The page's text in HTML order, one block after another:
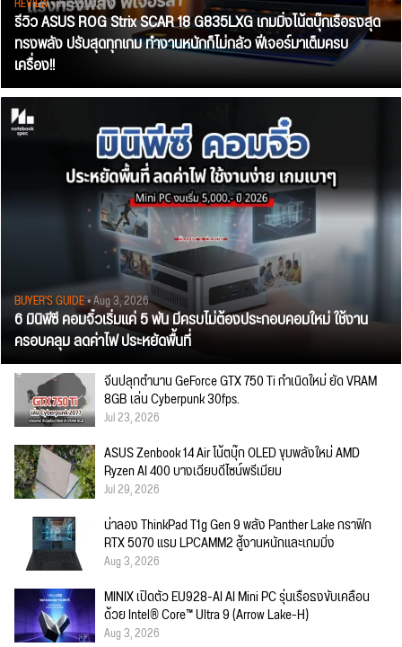
รีวิว ASUS ROG Strix SCAR 18 G835LXG เกมมิ่งโน้ตบุ๊กเรือธงสุด
ทรงพลัง ปรับสุดทุกเกม ทำงานหนักก็ไม่กลัว ฟีเจอร์มาเต็มครบ
เครื่อง!!
BUYER'S GUIDE• Aug 3, 2026
6 มินิพีซี คอมจิ๋วเริ่มแค่ 5 พัน มีครบไม่ต้องประกอบคอมใหม่ ใช้งาน
ครอบคลุม ลดค่าไฟ ประหยัดพื้นที่
จีนปลุกตำนาน GeForce GTX 750 Ti กำเนิดใหม่ ยัด VRAM
8GB เล่น Cyberpunk 30fps.
Jul 23, 2026
ASUS Zenbook 14 Air โน้ตบุ๊ก OLED ขุมพลังใหม่ AMD
Ryzen AI 400 บางเฉียบดีไซน์พรีเมียม
Jul 29, 2026
น่าลอง ThinkPad T1g Gen 9 พลัง Panther Lake กราฟิก
RTX 5070 แรม LPCAMM2 สู้งานหนักและเกมมิ่ง
Aug 3, 2026
MINIX เปิดตัว EU928-AI AI Mini PC รุ่นเรือธงขับเคลื่อน
ด้วย Intel® Core™ Ultra 9 (Arrow Lake-H)
Aug 3, 2026